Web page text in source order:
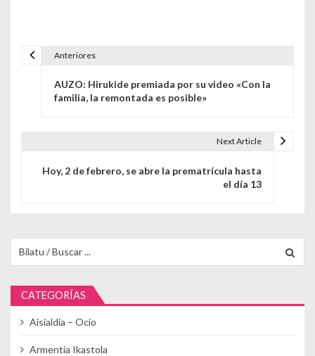
Anteriores
AUZO: Hirukide premiada por su video «Con la
familia, la remontada es posible»
Next Article
Hoy, 2 de febrero, se abre la prematrícula hasta
el día 13
CATEGORÍAS
Aisialdia – Ocio
Armentia Ikastola